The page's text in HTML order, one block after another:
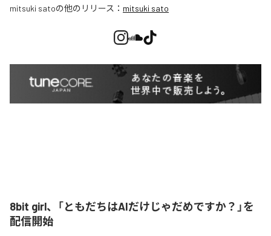
mitsuki satoの他のリリース： mitsuki sato
8bit girl、「ともだちはAIだけじゃだめですか？」を
配信開始